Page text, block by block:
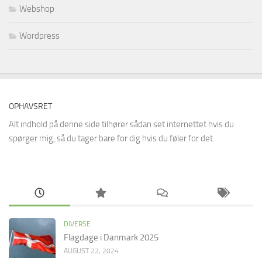
Webshop
Wordpress
OPHAVSRET
Alt indhold på denne side tilhører sådan set internettet hvis du
spørger mig, så du tager bare for dig hvis du føler for det.
DIVERSE
Flagdage i Danmark 2025
AUGUST 22, 2024